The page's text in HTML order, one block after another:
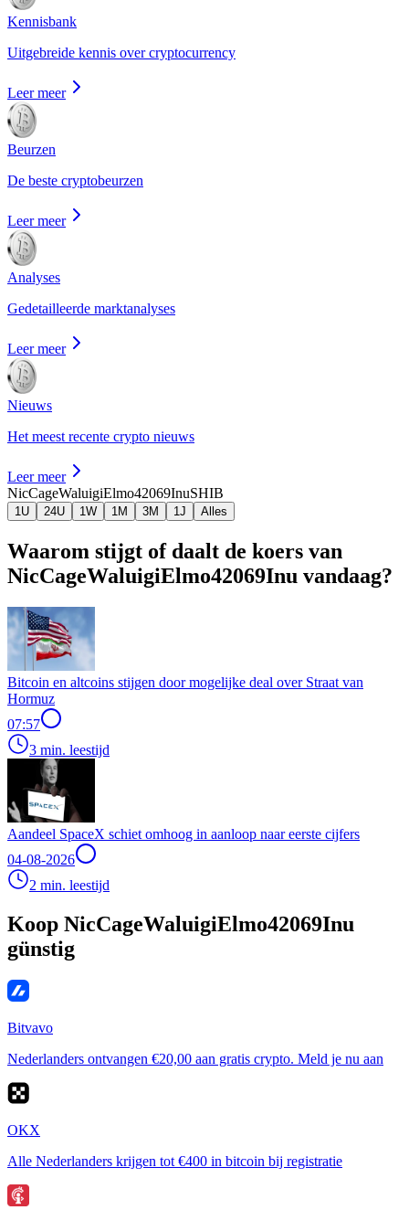
Kennisbank
Uitgebreide kennis over cryptocurrency
Leer meer
Beurzen
De beste cryptobeurzen
Leer meer
Analyses
Gedetailleerde marktanalyses
Leer meer
Nieuws
Het meest recente crypto nieuws
Leer meer
NicCageWaluigiElmo42069InuSHIB
1U 24U 1W 1M 3M 1J Alles
Waarom stijgt of daalt de koers van
NicCageWaluigiElmo42069Inu vandaag?
Bitcoin en altcoins stijgen door mogelijke deal over Straat van
Hormuz
07:57
3 min. leestijd
Aandeel SpaceX schiet omhoog in aanloop naar eerste cijfers
04-08-2026
2 min. leestijd
Koop NicCageWaluigiElmo42069Inu
günstig
Bitvavo
Nederlanders ontvangen €20,00 aan gratis crypto. Meld je nu aan
OKX
Alle Nederlanders krijgen tot €400 in bitcoin bij registratie